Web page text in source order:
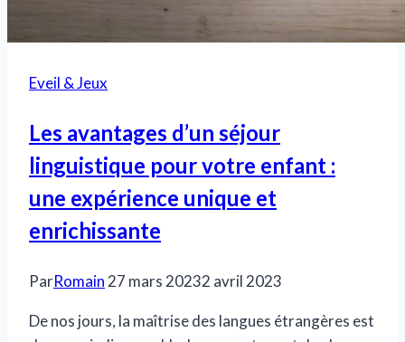
Eveil & Jeux
Les avantages d’un séjour
linguistique pour votre enfant :
une expérience unique et
enrichissante
ParRomain 27 mars 20232 avril 2023
De nos jours, la maîtrise des langues étrangères est